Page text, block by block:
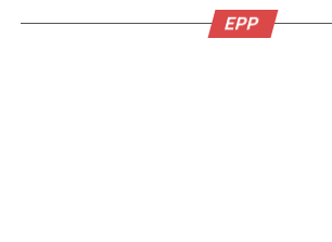
EPP